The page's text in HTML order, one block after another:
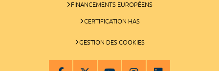
FINANCEMENTS EUROPÉENS
CERTIFICATION HAS
GESTION DES COOKIES